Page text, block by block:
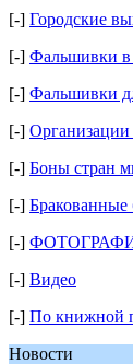
[-] Городские
[-] Фальшивки в
[-] Фальшивки
[-]
[-] Боны стран
[-]
[-]
[-] Видео
[-] По книжной
Новости